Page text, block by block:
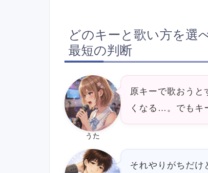
どのキーと歌い方を選
最短の判断
うた
原キーで歌おうと
くなる…。でもキ
それやりがちだけ